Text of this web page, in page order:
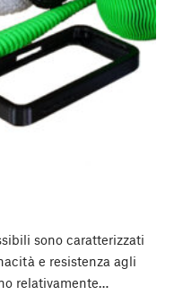
sono caratterizzati
e resistenza agli
relativamente…